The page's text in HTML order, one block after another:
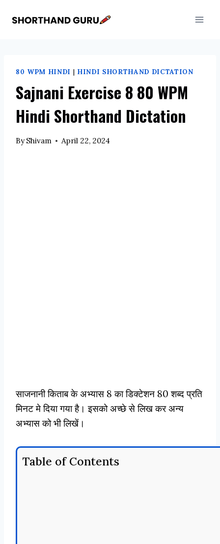
80 WPM HINDI | HINDI SHORTHAND DICTATION
Sajnani Exercise 8 80 WPM
Hindi Shorthand Dictation
By Shivam April 22, 2024
साजनानी किताब के अभ्यास 8 का डिक्टेशन 80 शब्द प्रति
मिनट मे दिया गया है। इसको अच्छे से लिख कर अन्य
अभ्यास को भी लिखें।
Table of Contents